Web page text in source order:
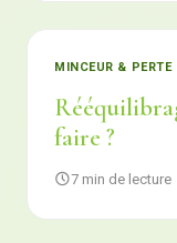
MINCEUR & PERTE
faire ?
7 min de lecture